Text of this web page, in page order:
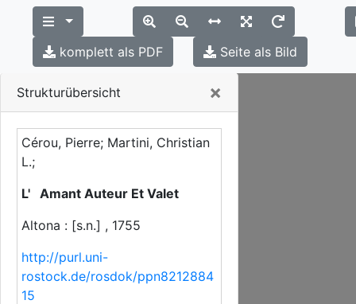
Strukturübersicht ×
Cérou, Pierre; Martini, Christian
L.;
L' Amant Auteur Et Valet
Altona : [s.n.] , 1755
http://purl.uni-
rostock.de/rosdok/ppn8212884
15
komplett als PDF Seite als Bild